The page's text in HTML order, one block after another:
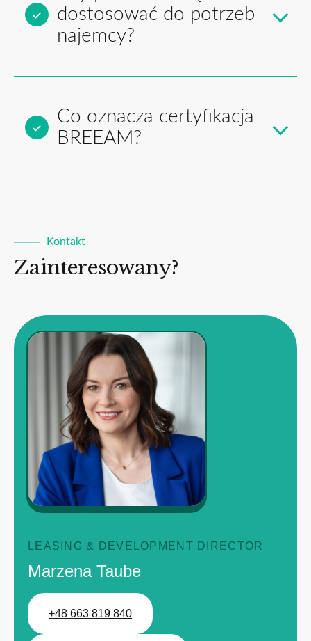
dostosować do potrzeb
najemcy?
Co oznacza certyfikacja
BREEAM?
Kontakt
Zainteresowany?
LEASING & DEVELOPMENT DIRECTOR
Marzena Taube
+48 663 819 840